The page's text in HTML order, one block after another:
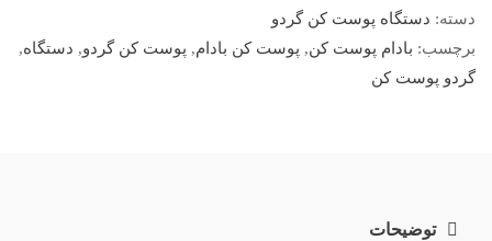
کن
1
اسب
دسته: دستگاه پوست کن گردو
برچسب: بادام پوست کن, پوست کن بادام, پوست کن گردو, دستگاه,
گردو پوست کن
توضیحات